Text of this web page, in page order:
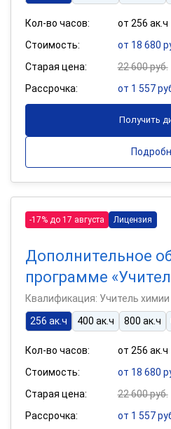
Кол-во часов:
от 256 ак.ч
Стоимость:
от 18 680
Старая цена:
22 600 руб.
Рассрочка:
от 1 557
Получить
-17% до 17 августа Лицензия
Дополнительное
программе
Квалификация: Учитель химии
256 ак.ч
400 ак.ч 800 ак.ч
Кол-во часов:
от 256 ак.ч
Стоимость:
от 18 680
Старая цена:
22 600 руб.
Рассрочка:
от 1 557